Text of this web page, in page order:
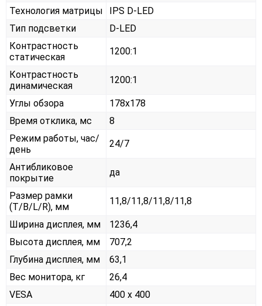
Технология матрицы
IPS D-LED
Тип подсветки
D-LED
Контрастность
статическая
1200:1
Контрастность
динамическая
1200:1
Углы обзора
178x178
Время отклика, мс
8
Режим работы, час/
день
24/7
Антибликовое
покрытие
да
Размер рамки
(T/B/L/R), мм
11,8/11,8/11,8/11,8
Ширина дисплея, мм
1236,4
Высота дисплея, мм
707,2
Глубина дисплея, мм
63,1
Вес монитора, кг
26,4
VESA
400 x 400